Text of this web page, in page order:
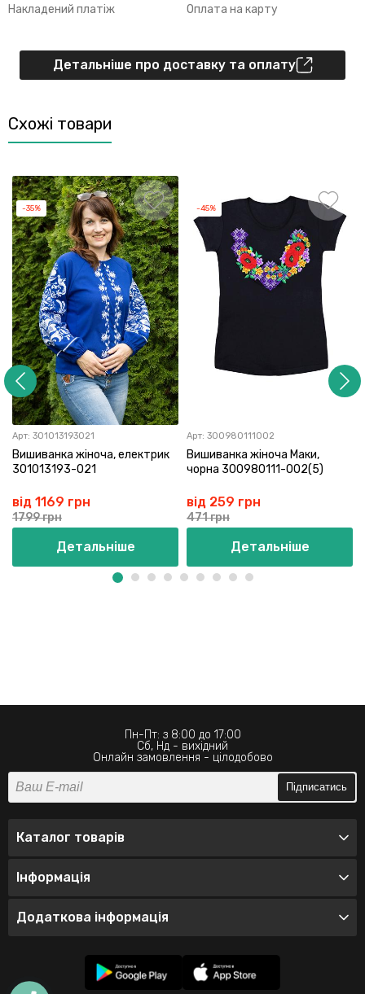
Накладений платіж Оплата на карту
Детальніше про доставку та оплату
Схожі товари
-35%
Арт: 301013193021
Вишиванка жіноча, електрик
301013193-021
від 1169 грн
1799 грн
Детальніше
-45%
Арт: 300980111002
Вишиванка жіноча Маки,
чорна 300980111-002(5)
від 259 грн
471 грн
Детальніше
Пн-Пт: з 8:00 до 17:00
Сб, Нд - вихідний
Онлайн замовлення - цілодобово
Підписатись
Каталог товарів
Інформація
Додаткова інформація